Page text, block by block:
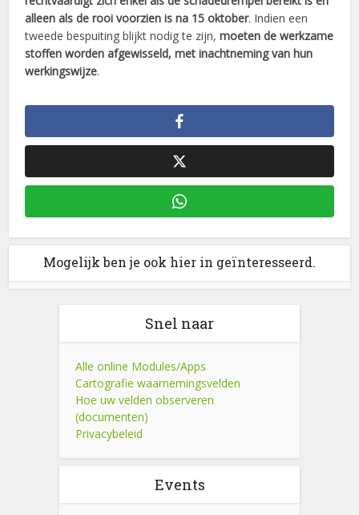
alleen als de rooi voorzien is na 15 oktober. Indien een
tweede bespuiting blijkt nodig te zijn,moeten de werkzame
stoffen worden afgewisseld, met inachtneming van hun
werkingswijze.
Mogelijk ben je ook hier in geïnteresseerd.
Snel naar
Alle online Modules/Apps
Cartografie waarnemingsvelden
Hoe uw velden observeren
(documenten)
Privacybeleid
Events